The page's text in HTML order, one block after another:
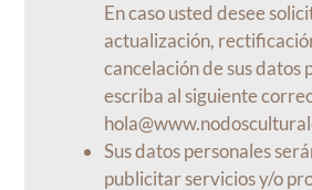
En caso usted desee
actualización,
cancelación de sus datos
escriba al siguiente
Sus datos personales
publicitar servicios y/o